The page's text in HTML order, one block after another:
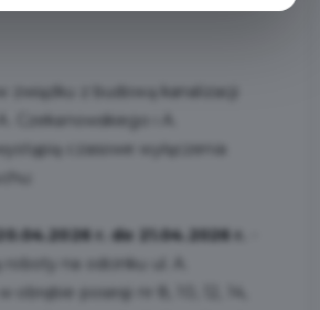
związku z budową kanalizacji
Czekanowskiego i A.
czasowe wyłączenia
r. do 21.04.2026 r.
roboty na odcinku ul. A.
obrębie posesji nr 8, 10, 12, 14,